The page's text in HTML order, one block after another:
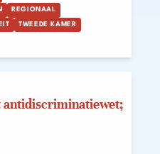
REGIONAAL
TWEEDE KAMER
antidiscriminatiewet;